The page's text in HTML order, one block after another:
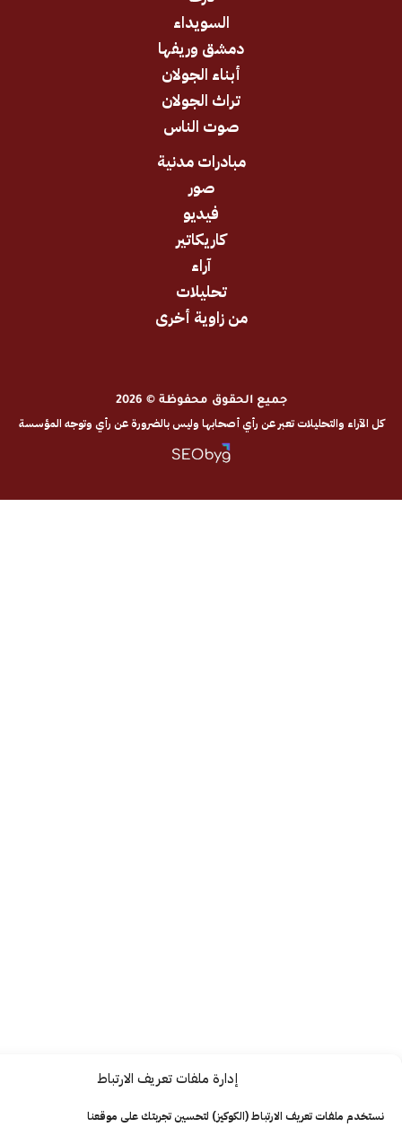
إدارة ملفات تعريف الارتباط
تعريف الارتباط (الكوكيز) لتحسين تجربتك على موقعنا
دمشق وريفها
أبناء الجولان
تراث الجولان
صوت الناس
مبادرات مدنية
من زاوية أخرى
جميع الحقوق محفوظة © 2026
تعبر عن رأي أصحابها وليس بالضرورة عن رأي وتوجه المؤسسة